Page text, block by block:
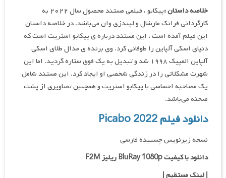
خلاصه داستان :
پیکابو ، فیلمی مستند محصول سال ۲۰۲۲ به
کارگردانی فرانک مارشال و لیندزی وان می‌باشد. در خلاصه داستان
این فیلم آمده است ، این مستند درباره ی پیکابو استریت است که
دنیای اسکی آلپاین را طوفانی کرد. وی برنده ی مدال طلای اسکی
آلپاین المپیک ۱۹۹۸ شد و تبدیل به یک فوق ستاره گردید. اما این
شهرت مشکلاتی را در زندگی شخصی او ایجاد کرد. این مستند شامل
یک مصاحبه احساسی با پیکابو استریت و همچنین تصاویری از پشت
صحنه می‌باشد.
دانلود فیلم Picabo 2022
نسخه زیرنویس چسبیده فارسی
دانلود با کیفیت BluRay 1080p ریلیز F2M
|لینک مستقیم|